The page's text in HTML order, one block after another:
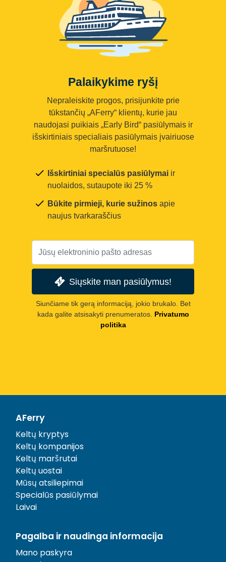
Palaikykime ryšį
Nepraleiskite progos, prisijunkite prie
tūkstančių „AFerry“ klientų, kurie jau
naudojasi puikiais „Early Bird“ pasiūlymais ir
išskirtiniais specialiais pasiūlymais įvairiuose
maršrutuose!
Išskirtiniai specialūs pasiūlymai ir
nuolaidos, sutaupote iki 25 %
Būkite pirmieji, kurie sužinos apie
naujus tvarkaraščius
Siųskite man pasiūlymus!
Siunčiame tik gerą informaciją, jokio brukalo. Bet
kada galite atsisakyti prenumeratos. Privatumo
politika
AFerry
Keltų kryptys
Keltų kompanijos
Keltų maršrutai
Keltų uostai
Mūsų atsiliepimai
Specialūs pasiūlymai
Laivai
Pagalba ir naudinga informacija
Mano paskyra